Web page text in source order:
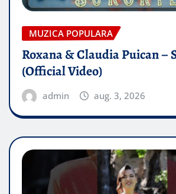
MUZICA POPULARA
Roxana & Claudia Puican –
(Official Video)
admin aug. 3, 2026